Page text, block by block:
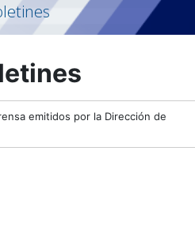
emitidos por la Dirección de